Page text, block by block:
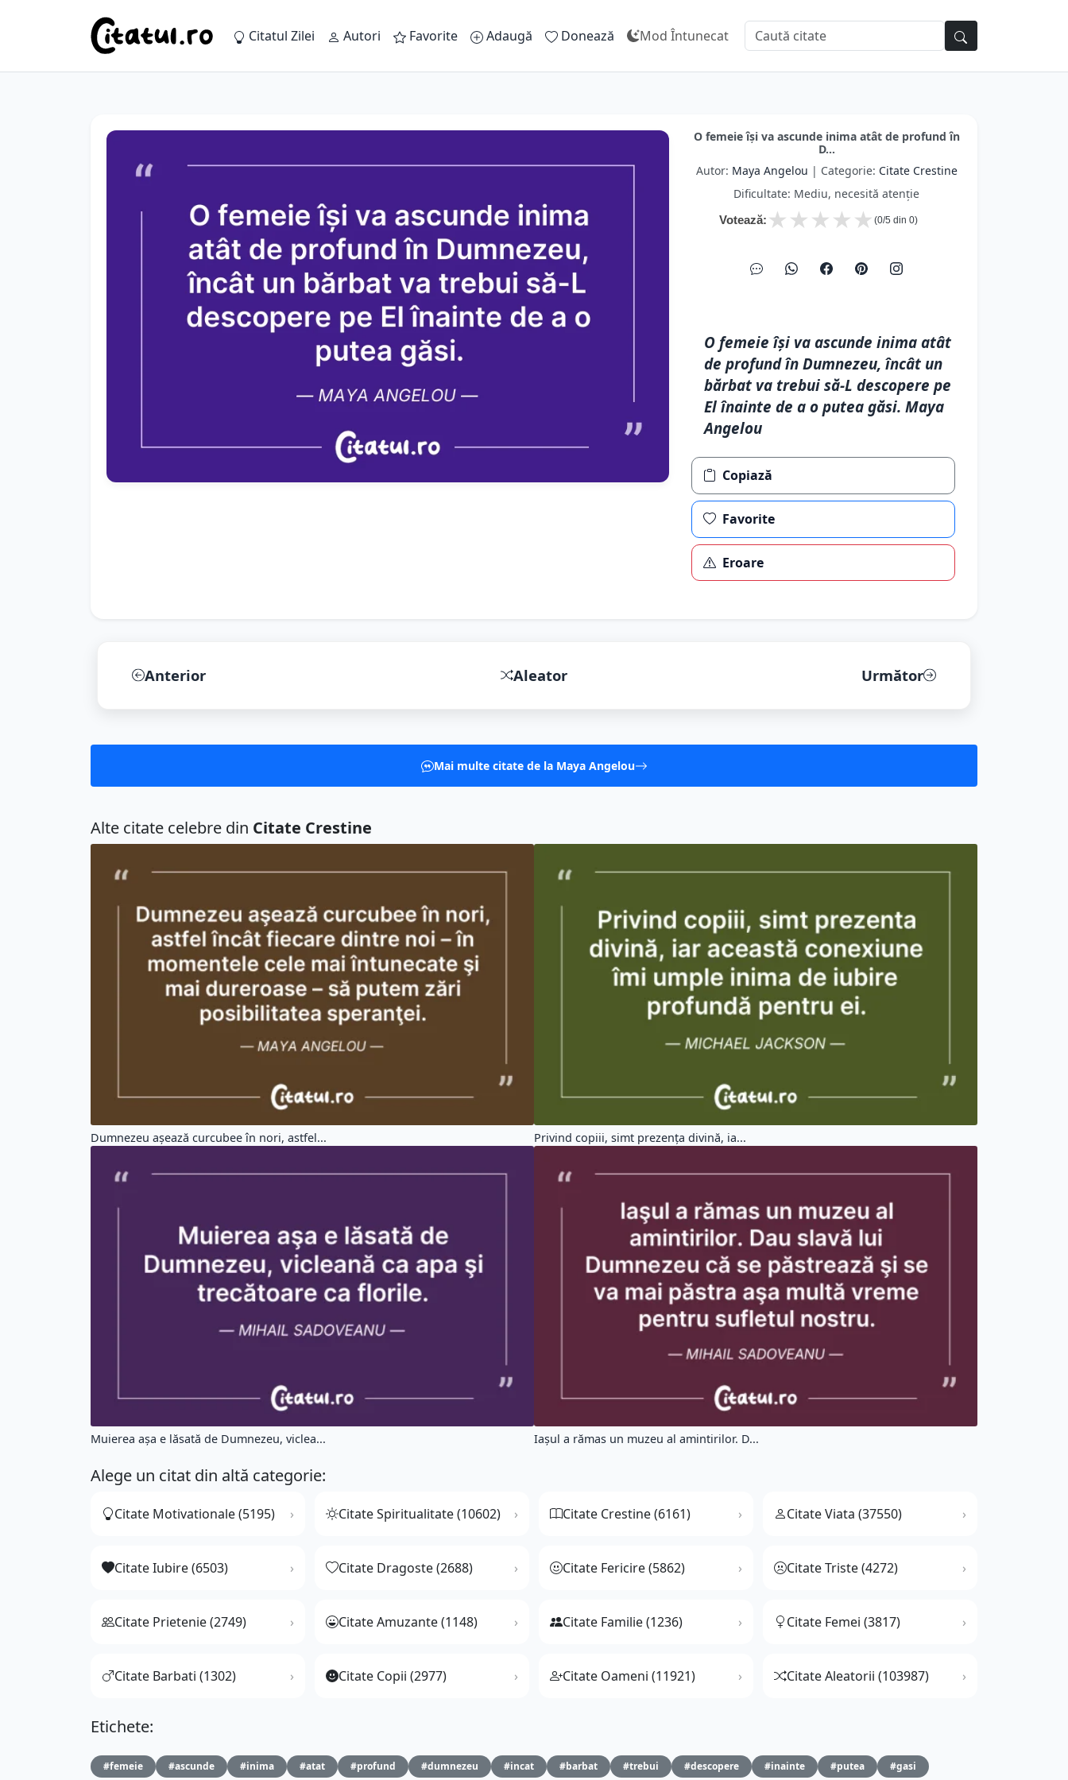
Citatul Zilei Autori Favorite Adaugă Donează Mod Întunecat
O femeie își va ascunde inima atât de profund în
D...
Autor: Maya Angelou | Categorie: Citate Crestine
Dificultate: Mediu, necesită atenție
Votează: ★
★
★
★
★ (0/5 din 0)
O femeie își va ascunde inima atât
de profund în Dumnezeu, încât un
bărbat va trebui să-L descopere pe
El înainte de a o putea găsi. Maya
Angelou
Copiază
Favorite
Eroare
Anterior Aleator Următor
Mai multe citate de la Maya Angelou
Alte citate celebre din Citate Crestine
Dumnezeu aşează curcubee în nori, astfel... Privind copiii, simt prezența divină, ia...
Muierea aşa e lăsată de Dumnezeu, viclea... Iaşul a rămas un muzeu al amintirilor. D...
Alege un citat din altă categorie:
Citate Motivationale (5195) Citate Spiritualitate (10602) Citate Crestine (6161) Citate Viata (37550)
Citate Iubire (6503) Citate Dragoste (2688) Citate Fericire (5862) Citate Triste (4272)
Citate Prietenie (2749) Citate Amuzante (1148) Citate Familie (1236) Citate Femei (3817)
Citate Barbati (1302) Citate Copii (2977) Citate Oameni (11921) Citate Aleatorii (103987)
Etichete:
#femeie #ascunde #inima #atat #profund #dumnezeu #incat #barbat #trebui #descopere #inainte #putea #gasi